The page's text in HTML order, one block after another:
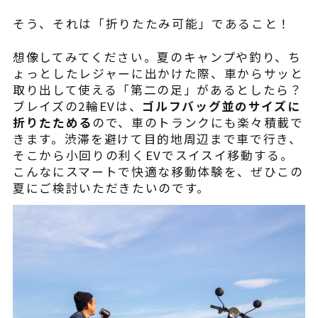
そう、それは「折りたたみ可能」であること！
想像してみてください。夏のキャンプや釣り、ち
ょっとしたレジャーに出かけた際、車からサッと
取り出して使える「第二の足」があるとしたら？
ブレイズの2輪EVは、 ゴルフバッグ並のサイズに
折りたためるので、車のトランクにも楽々積載で
きます。渋滞を避けて目的地周辺まで車で行き、
そこから小回りの利くEVでスイスイ移動する。
こんなにスマートで快適な移動体験を、ぜひこの
夏にご検討いただきたいのです。